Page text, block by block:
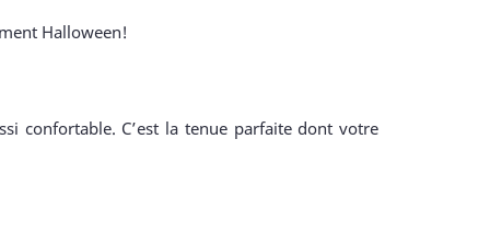
Halloween!
confortable. C’est la tenue parfaite dont votre